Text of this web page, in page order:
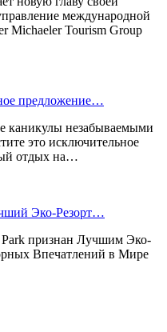
международной
Michaeler Tourism Group
предложение…
каникулы незабываемыми
это исключительное
отдых на…
Эко-Резорт…
Park признан Лучшим Эко-
Впечатлений в Мире